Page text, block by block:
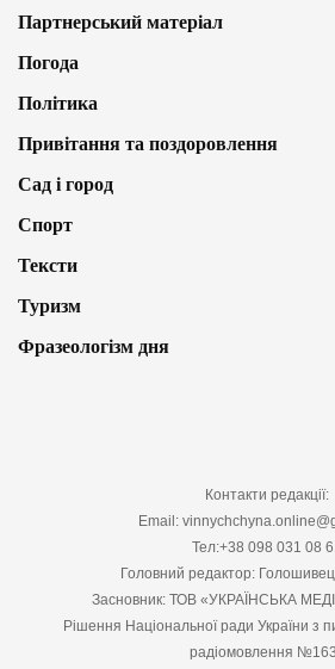
Партнерський матеріал
Погода
Політика
Привітання та поздоровлення
Сад і город
Спорт
Тексти
Туризм
Фразеологізм дня
Контакти редакції:
Email:
Тел:+38 098 031 08
Головний редактор:
Засновник: ТОВ «УКРАЇНСЬКА
Рішення Національної ради України з
радіомовлення